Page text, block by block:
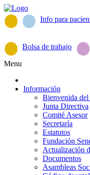
Info para
Bolsa de trabajo
Menu
Información
Bienvenida del
Junta Directiva
Comité Asesor
Secretaría
Estatutos
Fundación
Actualización
Documentos
Asambleas